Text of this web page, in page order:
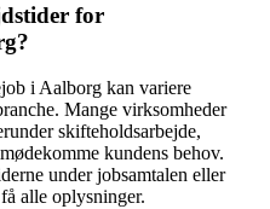
for
i Aalborg kan variere
Mange virksomheder
skifteholdsarbejde,
kundens behov.
under jobsamtalen eller
alle oplysninger.